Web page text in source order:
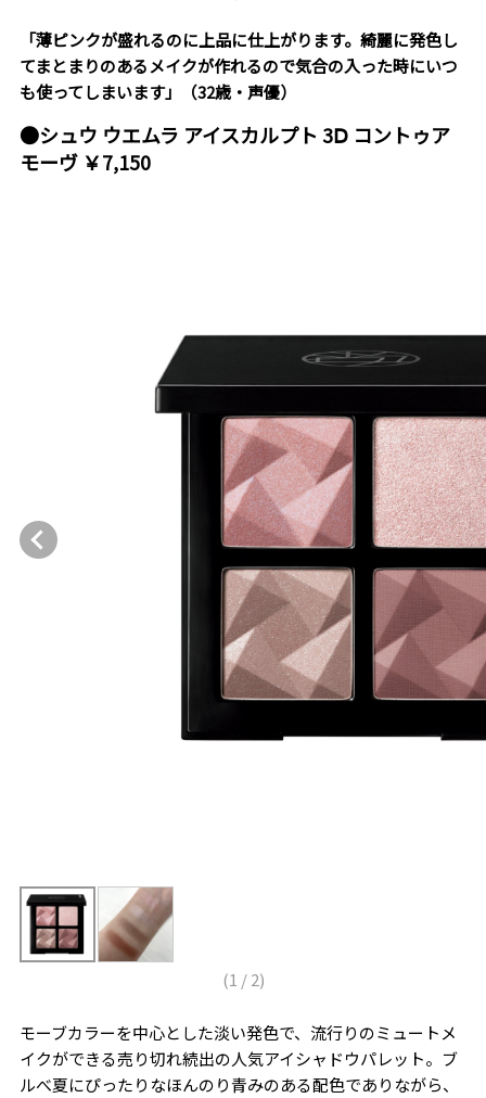
「薄ピンクが盛れるのに上品に仕上がります。綺麗に発色し
てまとまりのあるメイクが作れるので気合の入った時にいつ
も使ってしまいます」（32歳・声優）
●シュウ ウエムラ アイスカルプト 3Ⅾ コントゥア
モーヴ ￥7,150
(1 /2)
モーブカラーを中心とした淡い発色で、流行りのミュートメ
イクができる売り切れ続出の人気アイシャドウパレット。ブ
ルべ夏にぴったりなほんのり青みのある配色でありながら、